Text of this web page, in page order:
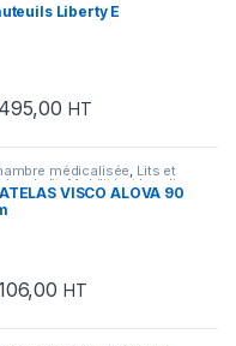
Liberty E
495,00 HT
médicalisée, Lits et
de lit, Mobilité et handicap
VISCO ALOVA 90
HT